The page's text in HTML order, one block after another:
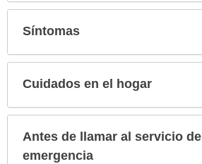
Síntomas
Cuidados en el hogar
Antes de llamar al servicio de
emergencia